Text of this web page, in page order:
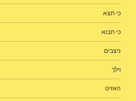
כי תצא
כי תבוא
ניצבים
וילך
האזינו